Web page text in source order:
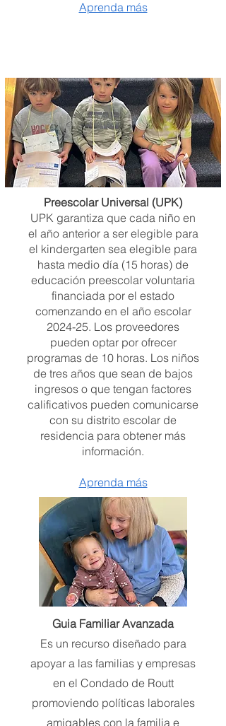
Aprenda más
Preescolar Universal (UPK)
UPK garantiza que cada niño en
el año anterior a ser elegible para
el kindergarten sea elegible para
hasta medio día (15 horas) de
educación preescolar voluntaria
financiada por el estado
comenzando en el año escolar
2024-25. Los proveedores
pueden optar por ofrecer
programas de 10 horas. Los niños
de tres años que sean de bajos
ingresos o que tengan factores
calificativos pueden comunicarse
con su distrito escolar de
residencia para obtener más
información.​
Aprenda más
Guia Familiar Avanzada
Es un recurso diseñado para
apoyar a las familias y empresas
en el Condado de Routt
promoviendo políticas laborales
amigables con la familia e